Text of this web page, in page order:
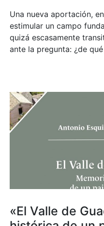
Una nueva aportación,
estimular un campo
quizá escasamente
ante la pregunta: ¿de
«El Valle de